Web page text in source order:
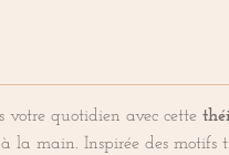
votre quotidien avec cette
la main. Inspirée des motifs